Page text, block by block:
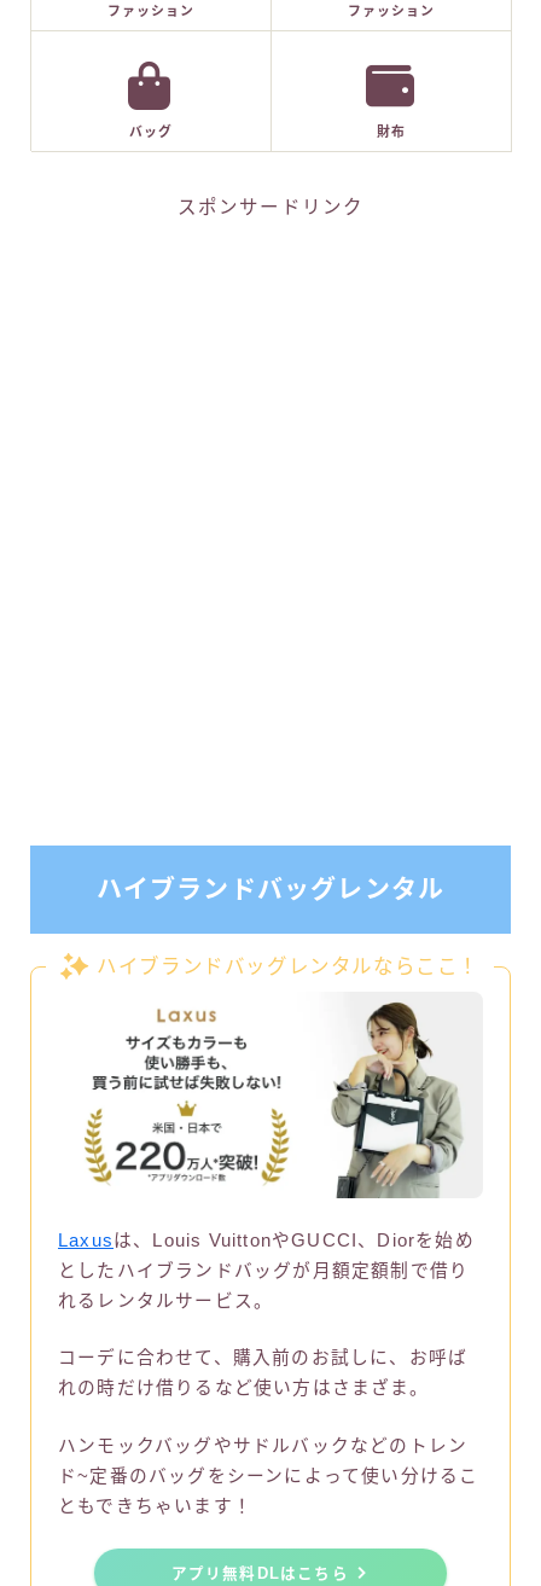
ファッション
ファッション
バッグ 財布
スポンサードリンク
ハイブランドバッグレンタル
ハイブランドバッグレンタルならここ！
Laxusは、Louis VuittonやGUCCI、Diorを始め
としたハイブランドバッグが月額定額制で借り
れるレンタルサービス。
コーデに合わせて、購入前のお試しに、お呼ば
れの時だけ借りるなど使い方はさまざま。
ハンモックバッグやサドルバックなどのトレン
ド~定番のバッグをシーンによって使い分けるこ
ともできちゃいます！
アプリ無料DLはこちら